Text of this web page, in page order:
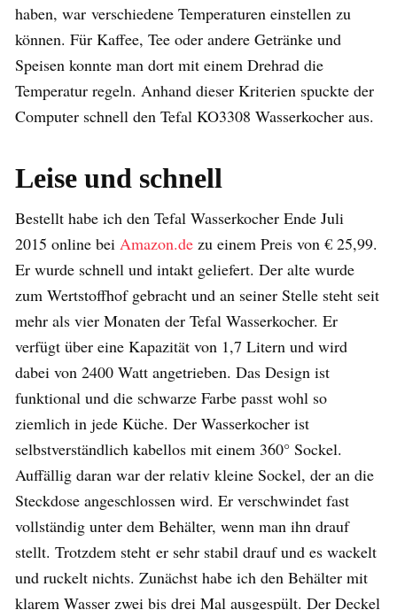
haben, war verschiedene Temperaturen einstellen zu
können. Für Kaffee, Tee oder andere Getränke und
Speisen konnte man dort mit einem Drehrad die
Temperatur regeln. Anhand dieser Kriterien spuckte der
Computer schnell den Tefal KO3308 Wasserkocher aus.
Leise und schnell
Bestellt habe ich den Tefal Wasserkocher Ende Juli
2015 online bei Amazon.de zu einem Preis von € 25,99.
Er wurde schnell und intakt geliefert. Der alte wurde
zum Wertstoffhof gebracht und an seiner Stelle steht seit
mehr als vier Monaten der Tefal Wasserkocher. Er
verfügt über eine Kapazität von 1,7 Litern und wird
dabei von 2400 Watt angetrieben. Das Design ist
funktional und die schwarze Farbe passt wohl so
ziemlich in jede Küche. Der Wasserkocher ist
selbstverständlich kabellos mit einem 360° Sockel.
Auffällig daran war der relativ kleine Sockel, der an die
Steckdose angeschlossen wird. Er verschwindet fast
vollständig unter dem Behälter, wenn man ihn drauf
stellt. Trotzdem steht er sehr stabil drauf und es wackelt
und ruckelt nichts. Zunächst habe ich den Behälter mit
klarem Wasser zwei bis drei Mal ausgespült. Der Deckel